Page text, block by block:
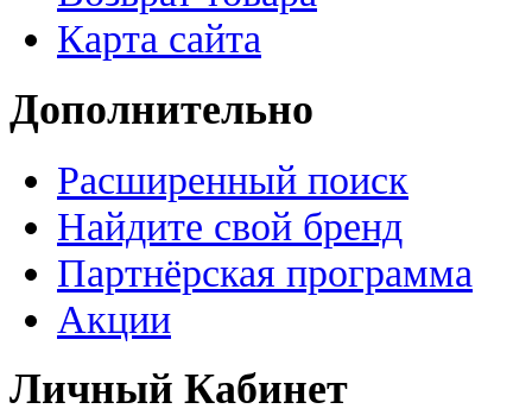
Карта сайта
Дополнительно
Расширенный поиск
Найдите свой бренд
Партнёрская программа
Акции
Личный Кабинет